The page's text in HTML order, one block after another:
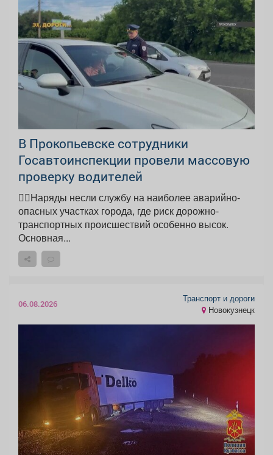
В Прокопьевске сотрудники
Госавтоинспекции провели массовую
проверку водителей
👮‍♂Наряды несли службу на наиболее аварийно-
опасных участках города, где риск дорожно-
транспортных происшествий особенно высок.
Основная...
06.08.2026
Транспорт и дороги
Новокузнецк